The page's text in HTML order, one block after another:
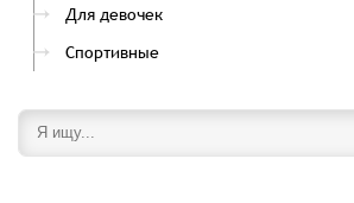
Для девочек
Спортивные